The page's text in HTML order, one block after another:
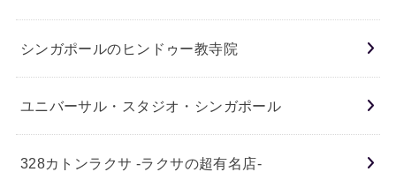
シンガポールのヒンドゥー教寺院
ユニバーサル・スタジオ・シンガポール
328カトンラクサ -ラクサの超有名店-